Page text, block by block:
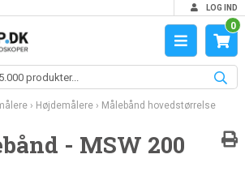
LOG IND
0
› Højdemålere› Målebånd hovedstørrelse
- MSW 200